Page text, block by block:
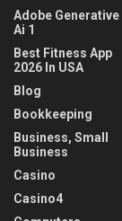
Adobe Generative
Ai 1
Best Fitness App
2026 In USA
Blog
Bookkeeping
Business, Small
Business
Casino
Casino4